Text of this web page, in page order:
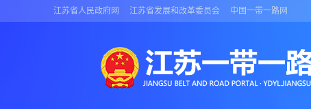
江苏省人民政府网 江苏省发展和改革委员会 中国一带一路网